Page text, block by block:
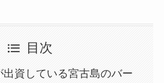
目次
出資している宮古島のバー